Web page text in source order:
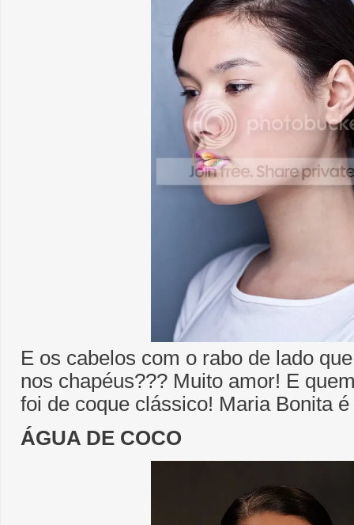
E os cabelos com o rabo de lado
nos chapéus??? Muito amor! E
foi de coque clássico! Maria Bonita
ÁGUA DE COCO